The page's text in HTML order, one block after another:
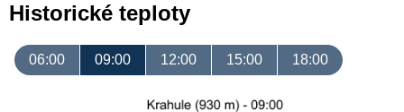
Historické teploty
06:00 09:00 12:00 15:00 18:00